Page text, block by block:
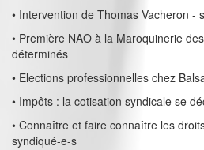
• Intervention de Thomas Vacheron -
• Première NAO à la Maroquinerie
déterminés
• Elections professionnelles chez
• Impôts : la cotisation syndicale se
• Connaître et faire connaître les
syndiqué-e-s